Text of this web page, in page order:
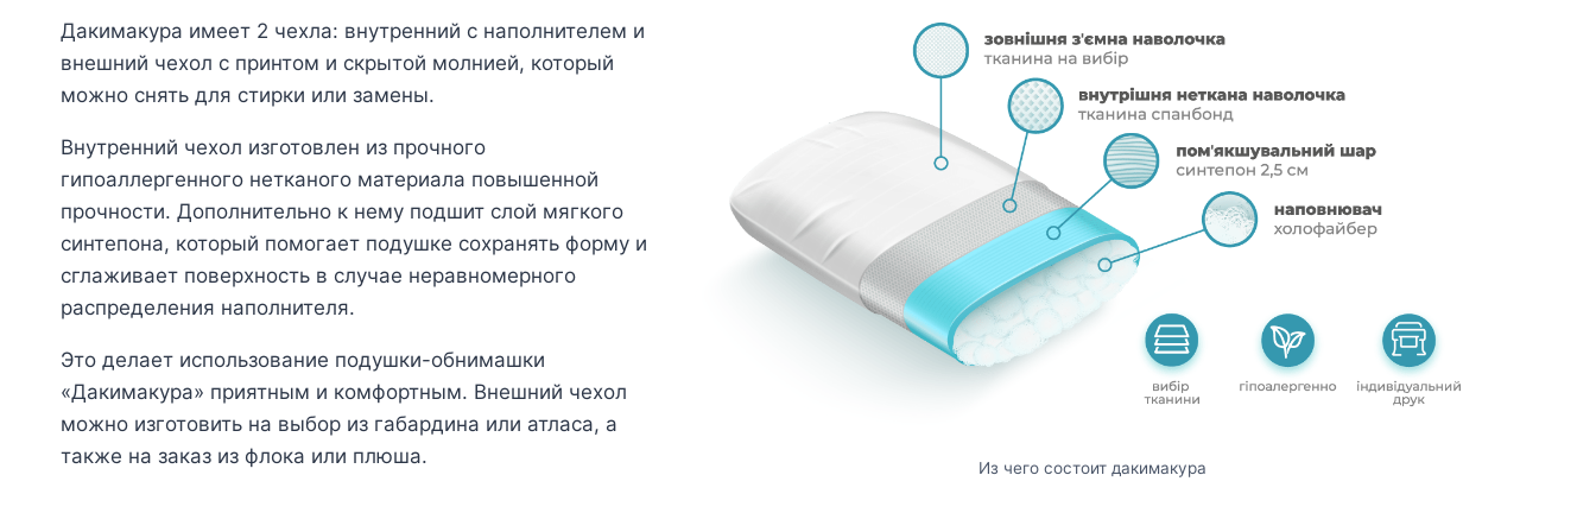
Дакимакура имеет 2 чехла: внутренний с наполнителем и
внешний чехол с принтом и скрытой молнией, который
можно снять для стирки или замены.
Внутренний чехол изготовлен из прочного
гипоаллергенного нетканого материала повышенной
прочности. Дополнительно к нему подшит слой мягкого
синтепона, который помогает подушке сохранять форму и
сглаживает поверхность в случае неравномерного
распределения наполнителя.
Это делает использование подушки-обнимашки
«Дакимакура» приятным и комфортным. Внешний чехол
можно изготовить на выбор из габардина или атласа, а
также на заказ из флока или плюша.
Из чего состоит дакимакура